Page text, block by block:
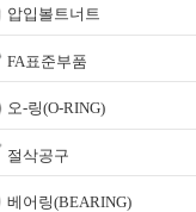
압입볼트너트
FA표준부품
오-링(O-RING)
절삭공구
베어링(BEARING)